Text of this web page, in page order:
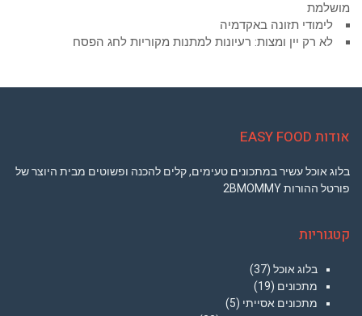
מושלמת
לימודי תזונה באקדמיה
לא רק יין ומצות: רעיונות למתנות מקוריות לחג הפסח
אודות EASY FOOD
בלוג אוכל עשיר במתכונים טעימים, קלים להכנה ופשוטים מבית היוצר של
פורטל ההורות 2BMOMMY
קטגוריות
בלוג אוכל (37)
מתכונים (19)
מתכונים אסייתי (5)